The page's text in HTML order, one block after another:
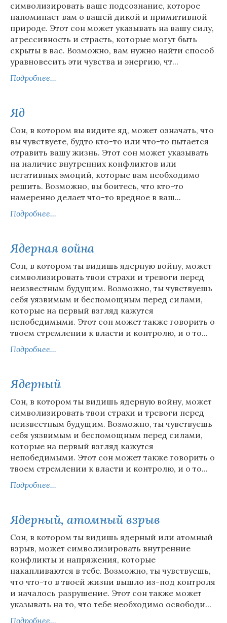
символизировать ваше подсознание, которое
напоминает вам о вашей дикой и примитивной
природе. Этот сон может указывать на вашу силу,
агрессивность и страсть, которые могут быть
скрыты в вас. Возможно, вам нужно найти способ
уравновесить эти чувства и энергию, чт...
Подробнее...
Яд
Сон, в котором вы видите яд, может означать, что
вы чувствуете, будто кто-то или что-то пытается
отравить вашу жизнь. Этот сон может указывать
на наличие внутренних конфликтов или
негативных эмоций, которые вам необходимо
решить. Возможно, вы боитесь, что кто-то
намеренно делает что-то вредное в ваш...
Подробнее...
Ядерная война
Сон, в котором ты видишь ядерную войну, может
символизировать твои страхи и тревоги перед
неизвестным будущим. Возможно, ты чувствуешь
себя уязвимым и беспомощным перед силами,
которые на первый взгляд кажутся
непобедимыми. Этот сон может также говорить о
твоем стремлении к власти и контролю, и о то...
Подробнее...
Ядерный
Сон, в котором ты видишь ядерную войну, может
символизировать твои страхи и тревоги перед
неизвестным будущим. Возможно, ты чувствуешь
себя уязвимым и беспомощным перед силами,
которые на первый взгляд кажутся
непобедимыми. Этот сон может также говорить о
твоем стремлении к власти и контролю, и о то...
Подробнее...
Ядерный, атомный взрыв
Сон, в котором ты видишь ядерный или атомный
взрыв, может символизировать внутренние
конфликты и напряжения, которые
накапливаются в тебе. Возможно, ты чувствуешь,
что что-то в твоей жизни вышло из-под контроля
и началось разрушение. Этот сон также может
указывать на то, что тебе необходимо освободи...
Подробнее...